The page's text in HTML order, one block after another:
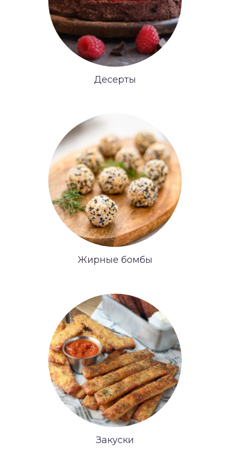
Десерты
Жирные бомбы
Закуски